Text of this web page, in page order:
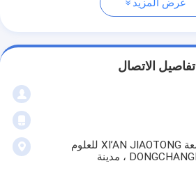
عرض المزيد
تفاصيل الاتصال
رقم 5A-5،6 # مبنى جامعة XI’AN JIAOTONG للعلوم
والتكنولوجيا ، منطقة DONGCHANGFU ، مدينة